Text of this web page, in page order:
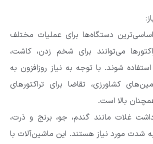
دستگاه‌ها برای عملیات مختلف
می‌توانند برای شخم زدن، کاشت،
شوند. با توجه به نیاز روزافزون به
کشاورزی، تقاضا برای تراکتورهای
بالا است.
غلات مانند گندم، جو، برنج و ذرت،
شدت مورد نیاز هستند. این ماشین‌آلات با